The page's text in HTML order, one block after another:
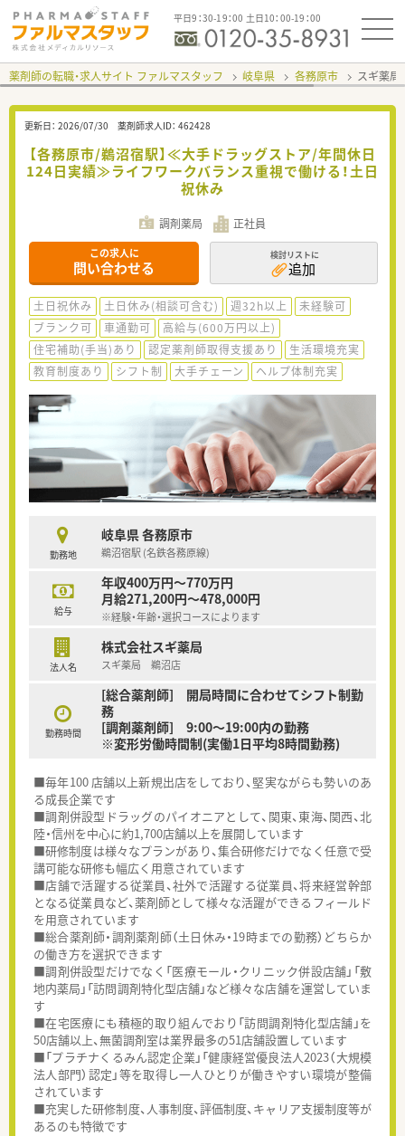
平日9：30-19：00 土日10：00-19：00
薬剤師の転職・求人サイト ファルマスタッフ 岐阜県 各務原市 スギ薬
更新日： 2026/07/30 薬剤師求人ID： 462428
【各務原市/鵜沼宿駅】≪大手ドラッグストア/年間休日
124日実績≫ライフワークバランス重視で働ける！土日
祝休み
調剤薬局 正社員
この求人に
問い合わせる
検討リストに
追加
土日祝休み 土日休み(相談可含む) 週32h以上
未経験可
ブランク可
車通勤可
高給与(600万円以上)
住宅補助(手当)あり
認定薬剤師取得支援あり
生活環境充実
教育制度あり
シフト制 大手チェーン ヘルプ体制充実
勤務地
岐阜県 各務原市
鵜沼宿駅 (名鉄各務原線)
給与
年収400万円～770万円
月給271,200円～478,000円
※経験・年齢・選択コースによります
法人名
株式会社スギ薬局
スギ薬局 鵜沼店
勤務時間
[総合薬剤師] 開局時間に合わせてシフト制勤
務
[調剤薬剤師] 9:00～19:00内の勤務
※変形労働時間制(実働1日平均8時間勤務)
■毎年100 店舗以上新規出店をしており、堅実ながらも勢いのあ
る成長企業です
■調剤併設型ドラッグのパイオニアとして、関東、東海、関西、北
陸・信州を中心に約1,700店舗以上を展開しています
■研修制度は様々なプランがあり、集合研修だけでなく任意で受
講可能な研修も幅広く用意されています
■店舗で活躍する従業員、社外で活躍する従業員、将来経営幹部
となる従業員など、薬剤師として様々な活躍ができるフィールド
を用意されています
■総合薬剤師・調剤薬剤師（土日休み・19時までの勤務）どちらか
の働き方を選択できます
■調剤併設型だけでなく「医療モール・クリニック併設店舗」「敷
地内薬局」「訪問調剤特化型店舗」など様々な店舗を運営していま
す
■在宅医療にも積極的取り組んでおり「訪問調剤特化型店舗」を
50店舗以上、無菌調剤室は業界最多の51店舗設置しています
■「プラチナくるみん認定企業」「健康経営優良法人2023（大規模
法人部門）認定」等を取得し一人ひとりが働きやすい環境が整備
されています
■充実した研修制度、人事制度、評価制度、キャリア支援制度等が
あるのも特徴です